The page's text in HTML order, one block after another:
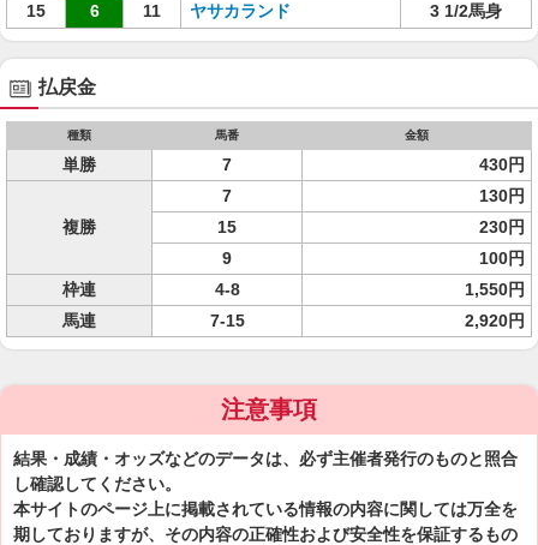
15
6 11 ヤサカランド 3 1/2馬身
払戻金
種類 馬番 金額
単勝 7 430円
複勝
7
130円
15
230円
9
100円
枠連
4-8
1,550円
馬連
7-15 2,920円
注意事項
結果・成績・オッズなどのデータは、必ず主催者発行のものと照合
し確認してください。
本サイトのページ上に掲載されている情報の内容に関しては万全を
期しておりますが、その内容の正確性および安全性を保証するもの